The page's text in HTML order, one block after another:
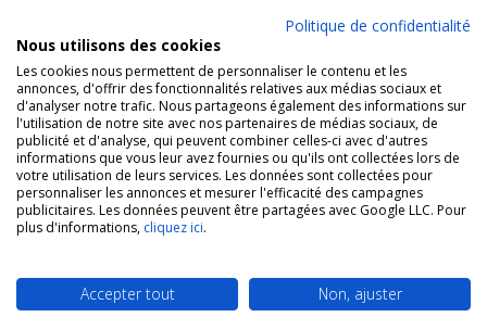
La Boutique des Chrétiens © | La boutique religieuse chrétienne de
référence !.
Politique de confidentialité
Nous utilisons des cookies
Les cookies nous permettent de personnaliser le contenu et les
annonces, d'offrir des fonctionnalités relatives aux médias sociaux et
d'analyser notre trafic. Nous partageons également des informations sur
l'utilisation de notre site avec nos partenaires de médias sociaux, de
publicité et d'analyse, qui peuvent combiner celles-ci avec d'autres
informations que vous leur avez fournies ou qu'ils ont collectées lors de
votre utilisation de leurs services. Les données sont collectées pour
personnaliser les annonces et mesurer l'efficacité des campagnes
publicitaires. Les données peuvent être partagées avec Google LLC. Pour
plus d'informations, cliquez ici.
Accepter tout Non, ajuster